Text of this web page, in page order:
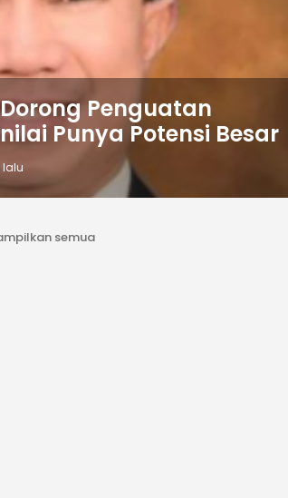
Penguatan
Punya Potensi Besar
lalu
semua